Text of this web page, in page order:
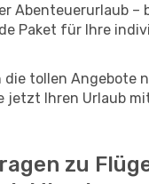
Abenteuerurlaub –
Paket für Ihre
die tollen Angebote
jetzt Ihren Urlaub
zu